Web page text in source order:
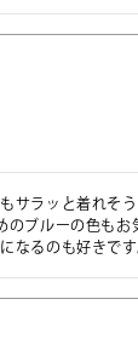
サラッと着れそう
のブルーの色もお
なるのも好きです